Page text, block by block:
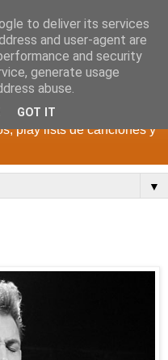
EL
AÑOS 1950 a 2022.
play lists de canciones y
▼
to deliver its services
and user-agent are
and security
generate usage
abuse.
GOT IT